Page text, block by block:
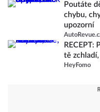
Poutáte
chybu,
upozorní
tě
HeyFomo